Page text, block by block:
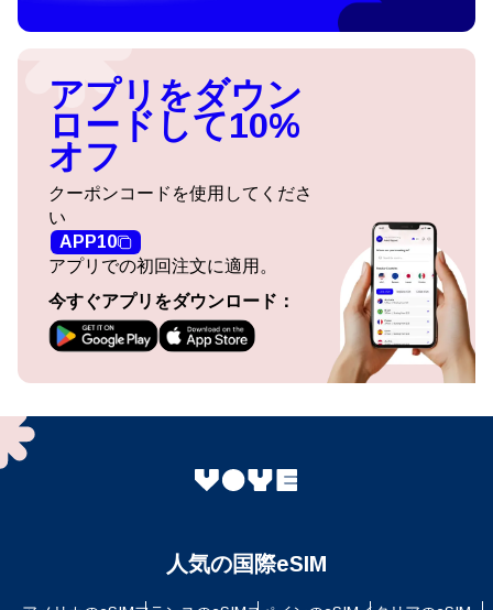
アプリをダウン
ロードして10%
オフ
クーポンコードを使用してくださ
い
APP10
アプリでの初回注文に適用。
今すぐアプリをダウンロード：
人気の国際eSIM